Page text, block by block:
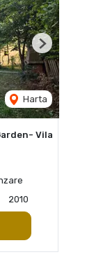
Harta
Next
Vila
2010